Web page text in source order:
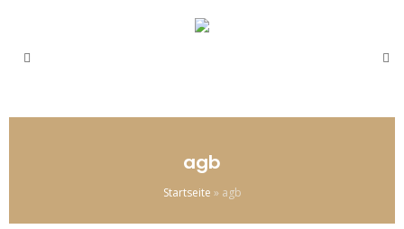
agb
Startseite » agb